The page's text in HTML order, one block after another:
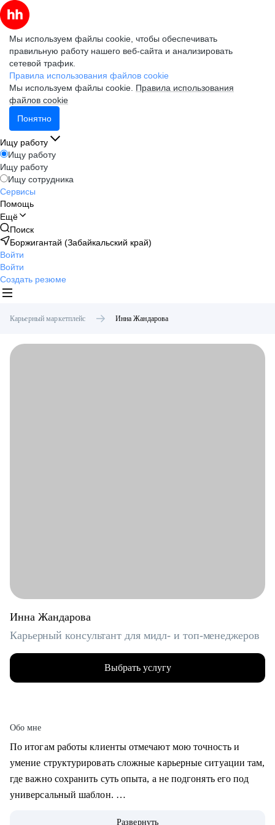
Мы используем файлы cookie, чтобы обеспечивать
правильную работу нашего веб-сайта и анализировать
сетевой трафик.
Правила использования файлов cookie
Мы используем файлы cookie. Правила использования
файлов cookie
Понятно
Ищу работу
Ищу работу
Ищу работу
Ищу сотрудника
Сервисы
Помощь
Ещё
Поиск
Боржигантай (Забайкальский край)
Войти
Войти
Создать резюме
Карьерный маркетплейс Инна Жандарова
Инна Жандарова
Карьерный консультант для мидл- и топ-менеджеров
Выбрать услугу
Обо мне
По итогам работы клиенты отмечают мою точность и
умение структурировать сложные карьерные ситуации там,
где важно сохранить суть опыта, а не подгонять его под
универсальный шаблон.
Развернуть